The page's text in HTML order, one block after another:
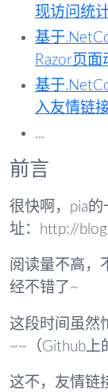
现访问统
基于
Razor页
基于
入友情链
...
前言
很快啊，pia
址：http://
阅读量不高，
经不错了~
这段时间虽然
~~（Github上
这不，友情链